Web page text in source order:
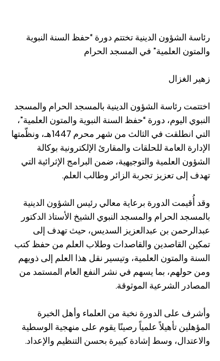
رئاسة الشؤون الدينية تختتم دورة “حفظ السنة النبوية
والمتون العلمية” في المسجد الحرام
زهير الغزال
اختتمت رئاسة الشؤون الدينية بالمسجد الحرام والمسجد
النبوي اليوم، دورة “حفظ السنة النبوية والمتون العلمية”،
التي انطلقت في الثالث من شهر محرم 1447هـ، ونظّمتها
الإدارة العامة للحلقات والمقارئ الإلكترونية بوكالة
الشؤون العلمية والتوجيهية، ضمن البرامج الإثرائية التي
تهدف إلى تعزيز تجربة الزائر وطالب العلم.
وقد أُقيمت الدورة برعاية معالي رئيس الشؤون الدينية
بالمسجد الحرام والمسجد النبوي الشيخ الأستاذ الدكتور
عبدالرحمن بن عبدالعزيز السديس، حيث تهدف إلى
تمكين القاصدين والقاصدات وطلاب العلم من حفظ كتب
السنة والمتون العلمية، وتيسير نقل هذا العلم إلى ذويهم
ومن حولهم، بما يسهم في نشر النفع العام المستمد من
المصادر الشرعية الموثوقة.
وأشرف على الدورة نخبة من العلماء وأهل الخبرة
المؤهلين تأهيلاً علمياً رصينًا يقوم على منهجية الوسطية
والاعتدال، وسط إشادة كبيرة بحسن التنظيم والإعداد.